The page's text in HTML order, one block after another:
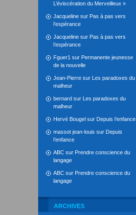
L’éviscération du Merveilleux »
Jacqueline sur Pas à pas vers
l’espérance
Jacqueline sur Pas à pas vers
l’espérance
Fguer1 sur Permanente jeunesse
de la nouvelle
Jean-Pierre sur Les paradoxes du
malheur
bernard sur Les paradoxes du
malheur
Hervé Bougel sur Depuis l’enfance
massot jean-louis sur Depuis
l’enfance
ABC sur Prendre conscience du
langage
ABC sur Prendre conscience du
langage
ARCHIVES